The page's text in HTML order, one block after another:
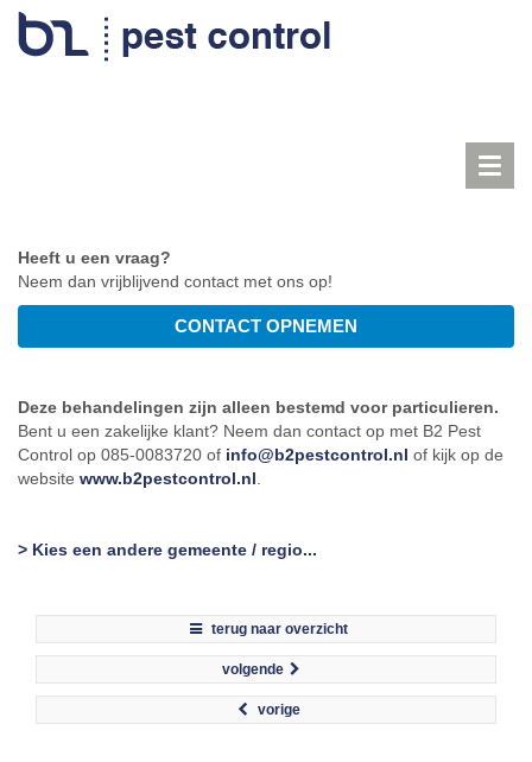
Heeft u een vraag?
Neem dan vrijblijvend contact met ons op!
Deze behandelingen zijn alleen bestemd voor particulieren.
Bent u een zakelijke klant? Neem dan contact op met B2 Pest
Control op 085-0083720 of info@b2pestcontrol.nl of kijk op de
website www.b2pestcontrol.nl.
> Kies een andere gemeente / regio...
terug naar overzicht
volgende
vorige